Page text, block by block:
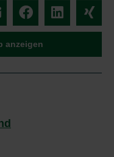
anzeigen